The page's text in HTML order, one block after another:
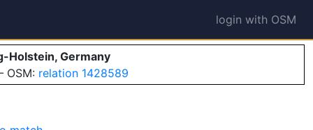
login with OSM
Holstein, Germany
OSM: relation 1428589